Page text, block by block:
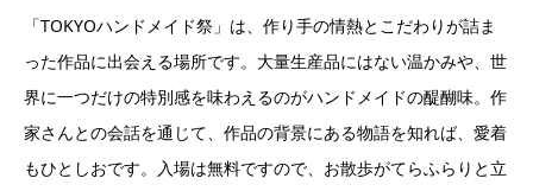
「TOKYOハンドメイド祭」は、作り手の情熱とこだわりが詰ま
った作品に出会える場所です。大量生産品にはない温かみや、世
界に一つだけの特別感を味わえるのがハンドメイドの醍醐味。作
家さんとの会話を通じて、作品の背景にある物語を知れば、愛着
もひとしおです。入場は無料ですので、お散歩がてらふらりと立